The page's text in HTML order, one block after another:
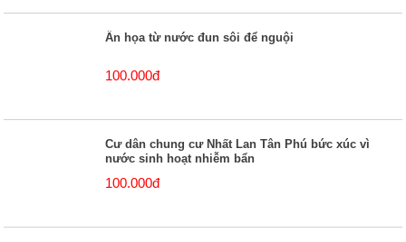
Ẩn họa từ nước đun sôi để nguội
100.000đ
Cư dân chung cư Nhất Lan Tân Phú bức xúc vì
nước sinh hoạt nhiễm bẩn
100.000đ